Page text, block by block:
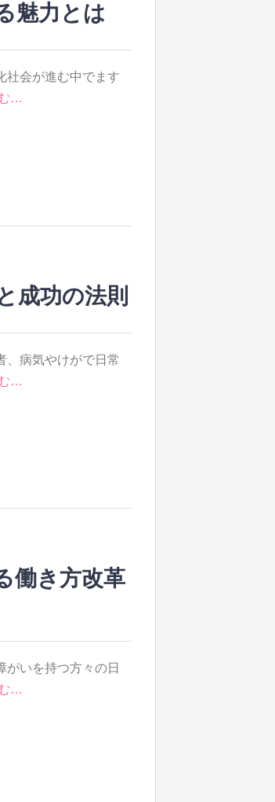
魅力とは
社会が進む中でます
…
成功の法則
、病気やけがで日常
…
働き方改革
がいを持つ方々の日
…